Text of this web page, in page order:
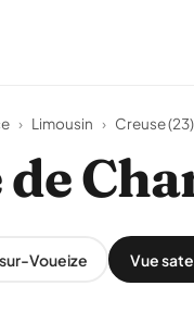
› Limousin › Creuse (23)
Voueize Vue